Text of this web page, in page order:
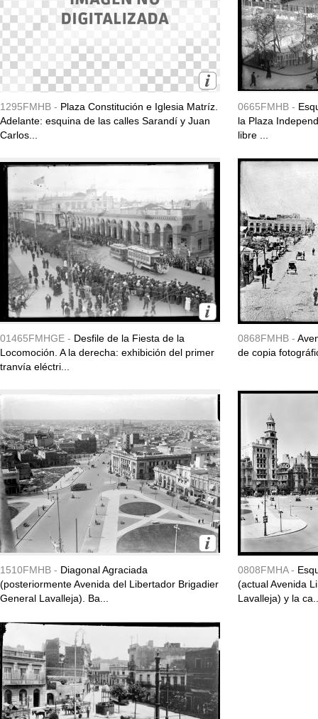
1295FMHB - Plaza Constitución e Iglesia Matríz.
Adelante: esquina de las calles Sarandí y Juan
Carlos...
0665FMHB -
la Plaza
libre ...
01465FMHGE - Desfile de la Fiesta de la
Locomoción. A la derecha: exhibición del primer
tranvía eléctri...
0868FMHB -
de copia
1510FMHB - Diagonal Agraciada
(posteriormente Avenida del Libertador Brigadier
General Lavalleja). Ba...
0808FMHA -
(actual Avenida
Lavalleja) y la